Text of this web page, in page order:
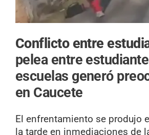
Conflicto entre
pelea entre
escuelas generó
en Caucete
El enfrentamiento se produjo
la tarde en inmediaciones de